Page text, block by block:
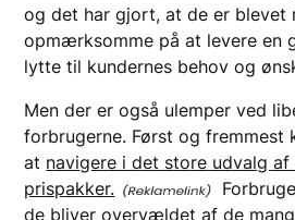
og det har gjort, at de er blevet
opmærksomme på at levere en
lytte til kundernes behov og
Men der er også ulemper ved
forbrugerne. Først og
at navigere i det store udvalg af
prispakker.
de bliver overvældet af de